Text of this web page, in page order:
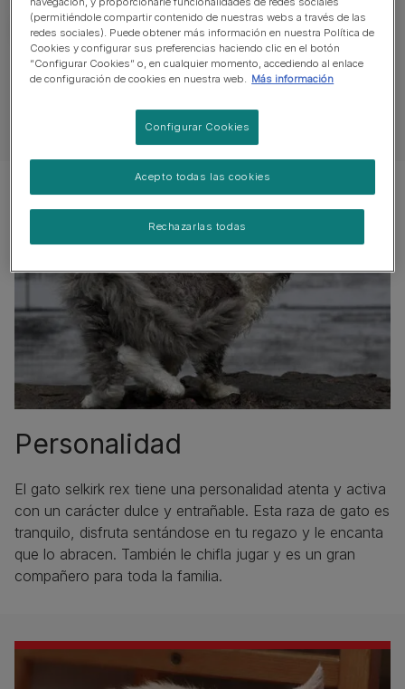
Personalidad
El gato selkirk rex tiene una personalidad atenta y activa
con un carácter dulce y entrañable. Esta raza de gato es
tranquilo, disfruta sentándose en tu regazo y le encanta
que lo abracen. También le chifla jugar y es un gran
compañero para toda la familia.
(permitiéndole compartir contenido de nuestras webs a través de las
redes sociales). Puede obtener más información en nuestra Política de
Cookies y configurar sus preferencias haciendo clic en el botón
“Configurar Cookies” o, en cualquier momento, accediendo al enlace
de configuración de cookies en nuestra web. Más información
Configurar Cookies
Rechazarlas todas
Acepto todas las cookies